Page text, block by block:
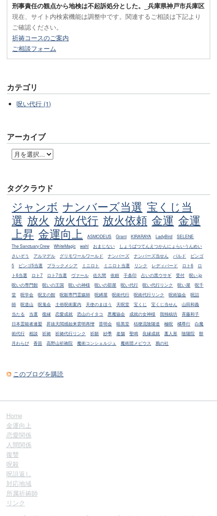
刑事責任の観点から地検は不起訴処分とした。_兵庫県神戸市兵庫区
現在、サイト内検索機能は調整中です。関連するご相談は下記より
ご確認ください。
祈祷コースのご案内
ご相談フォーム
カテゴリ
呪い代行 (1)
アーカイブ
タグクラウド
ジャンボ ナンバーズ当選 宝くじ当
選 放火 放火代行 放火依頼 金運 金運
上昇 金運向上 ASMODEUS Grant KIRARAYA LadyBird
SELENE
The Sanctuary Crew
WhiteMagic wahl おまじない
しょうばつてんえつかんにょらいうんめい
さいぞう
アルマデル グリモワールワールド ナンバーズ ナンバーズ当せん バルド
ビンゴ
5
ビンゴ5当選 ブラックメシア ミニロト ミニロト当選 リンク レディバード ロト6
ロ
ト6当選
ロト7 ロト7当選 ヴァール 佐久間 依頼 千条印 占いの黒ウサギ 受付
呪い.jp
呪いの専門館
呪いの王国 呪いの神様 呪いの部屋 呪い代行 呪い代行リンク 呪い屋
呪千
堂
呪学会 呪文の館 呪殺専門霊媒師 呪縛屋 呪術代行 呪術代行リンク 呪術協会
呪詛
師
呪道山 呪鬼会 土俗呪術案内 天使のまほう 天呪堂 宝くじ 宝くじ当せん
山田和義
当たる
当選 復縁 恋愛成就 恐山のイタコ 悪魔協会 成就の女神様 我独槙坊
斉藤和子
日本霊能者連盟
昇抜天閲感如来雲明再憎 晋明会 暗黒堂 桔梗流陰陽道 極呪 橘尊行
白魔
術代行
相談 祈祷 祈祷代行リンク 祈願 紗季 老舗 聖鳴 良縁成就 藁人形 陰陽院
餅
月わらび
香苗 高野山祈祷院 魔術コンシェルジュ 魔術団メビウス 鴉の社
このブログを購読
Home
金運向上
恋愛関係
人間関係
復讐
呪殺
呪詛返し
対応地域
所属祈祷師
リンク